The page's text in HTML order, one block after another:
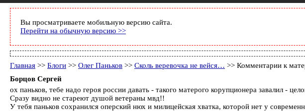
Вы просматриваете мобильную версию сайта.
Перейти на обычную версию >>
Главная >> Блоги >> Олег Паньков >> Сколь веревочка не вейся… >> Комментарии к
Борцов Сергей
ох паньков, тебе надо героя россии давать - такого матерого корупционера завалил -
Сразу видно не стареют душой ветераны мвд!!
У тебя паньков сохранился оперский нюх и милицейская хватка, которой нет у